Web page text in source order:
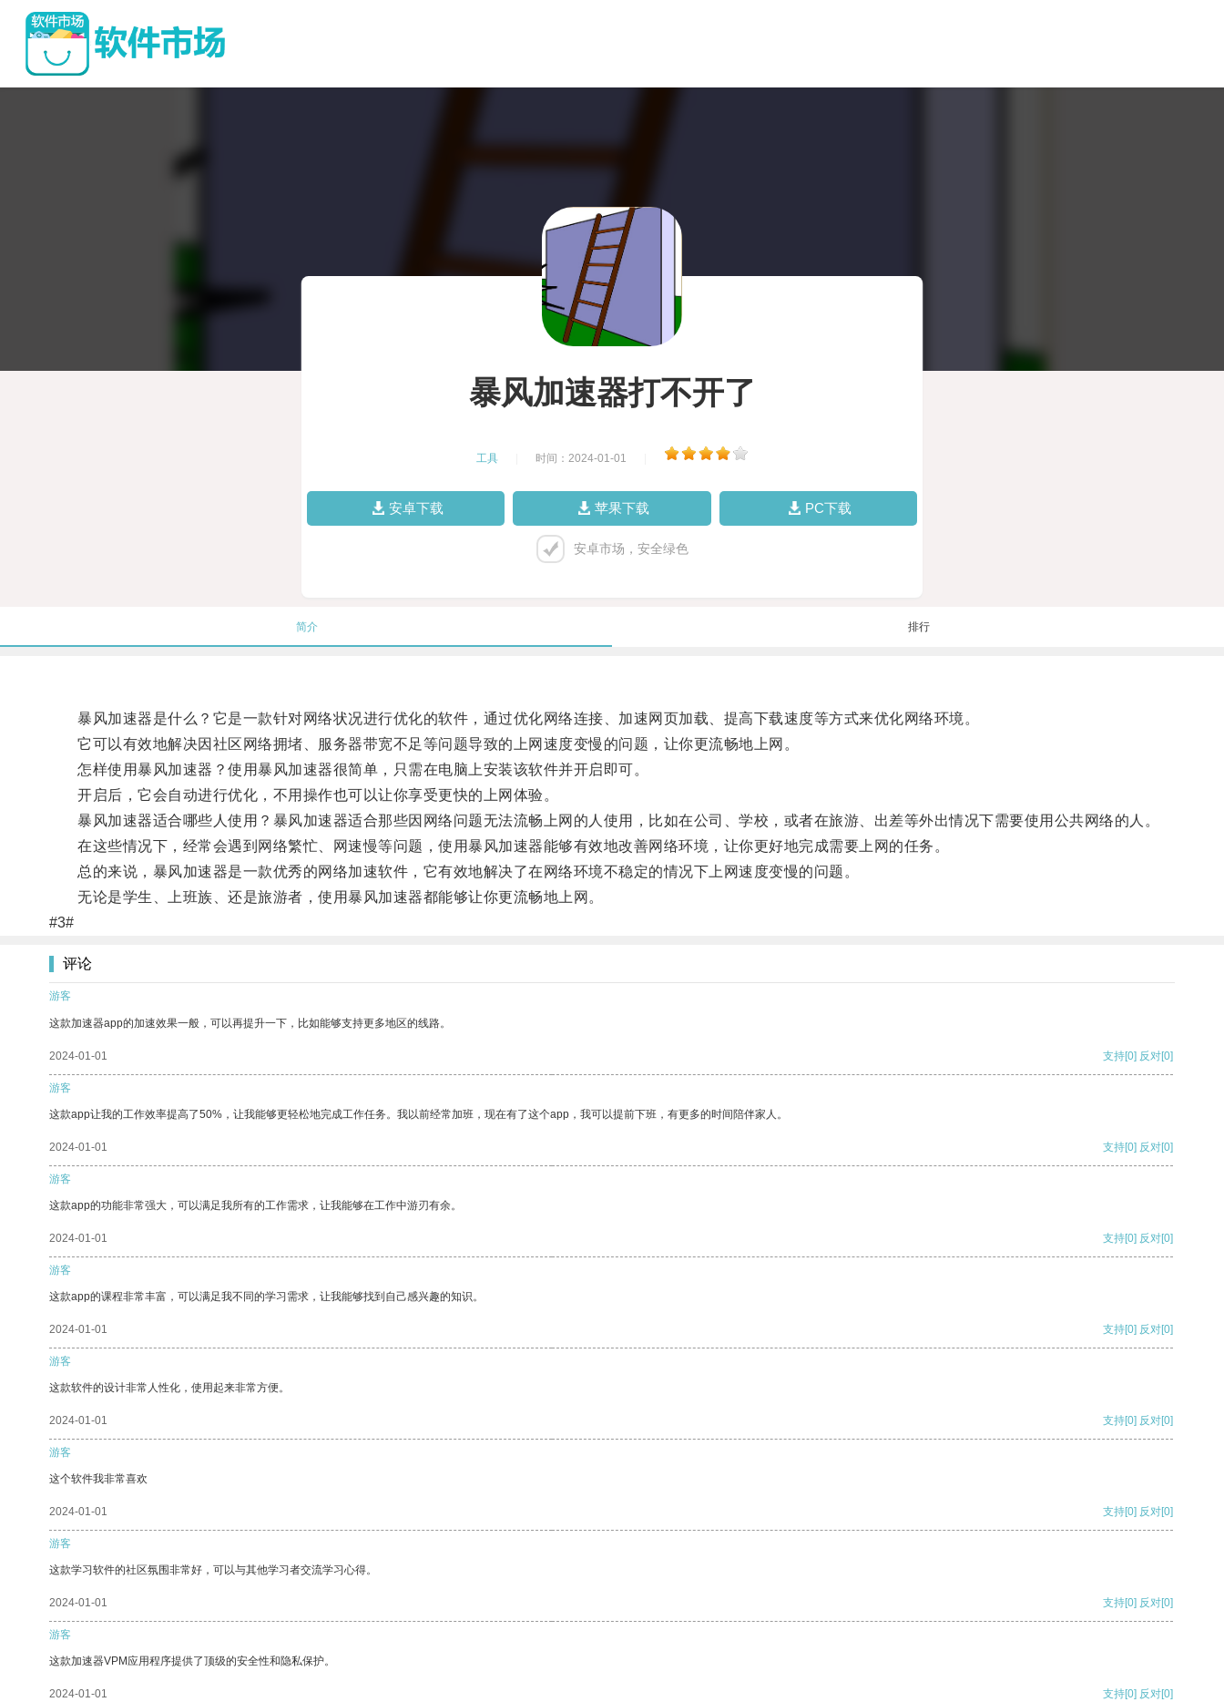
暴风加速器打不开了
工具 时间：2024-01-01
安卓下载 苹果下载 PC下载
安卓市场，安全绿色
简介 排行
暴风加速器是什么？它是一款针对网络状况进行优化的软件，通过优化网络连接、加速网页加载、提高下载速度等方式来优化网络环境。
它可以有效地解决因社区网络拥堵、服务器带宽不足等问题导致的上网速度变慢的问题，让你更流畅地上网。
怎样使用暴风加速器？使用暴风加速器很简单，只需在电脑上安装该软件并开启即可。
开启后，它会自动进行优化，不用操作也可以让你享受更快的上网体验。
暴风加速器适合哪些人使用？暴风加速器适合那些因网络问题无法流畅上网的人使用，比如在公司、学校，或者在旅游、出差等外出情况下需要使用公共网络的人。
在这些情况下，经常会遇到网络繁忙、网速慢等问题，使用暴风加速器能够有效地改善网络环境，让你更好地完成需要上网的任务。
总的来说，暴风加速器是一款优秀的网络加速软件，它有效地解决了在网络环境不稳定的情况下上网速度变慢的问题。
无论是学生、上班族、还是旅游者，使用暴风加速器都能够让你更流畅地上网。
#3#
评论
游客
这款加速器app的加速效果一般，可以再提升一下，比如能够支持更多地区的线路。
2024-01-01 支持[0] 反对[0]
游客
这款app让我的工作效率提高了50%，让我能够更轻松地完成工作任务。我以前经常加班，现在有了这个app，我可以提前下班，有更多的时间陪伴家人。
2024-01-01 支持[0] 反对[0]
游客
这款app的功能非常强大，可以满足我所有的工作需求，让我能够在工作中游刃有余。
2024-01-01 支持[0] 反对[0]
游客
这款app的课程非常丰富，可以满足我不同的学习需求，让我能够找到自己感兴趣的知识。
2024-01-01 支持[0] 反对[0]
游客
这款软件的设计非常人性化，使用起来非常方便。
2024-01-01 支持[0] 反对[0]
游客
这个软件我非常喜欢
2024-01-01 支持[0] 反对[0]
游客
这款学习软件的社区氛围非常好，可以与其他学习者交流学习心得。
2024-01-01 支持[0] 反对[0]
游客
这款加速器VPM应用程序提供了顶级的安全性和隐私保护。
2024-01-01 支持[0] 反对[0]